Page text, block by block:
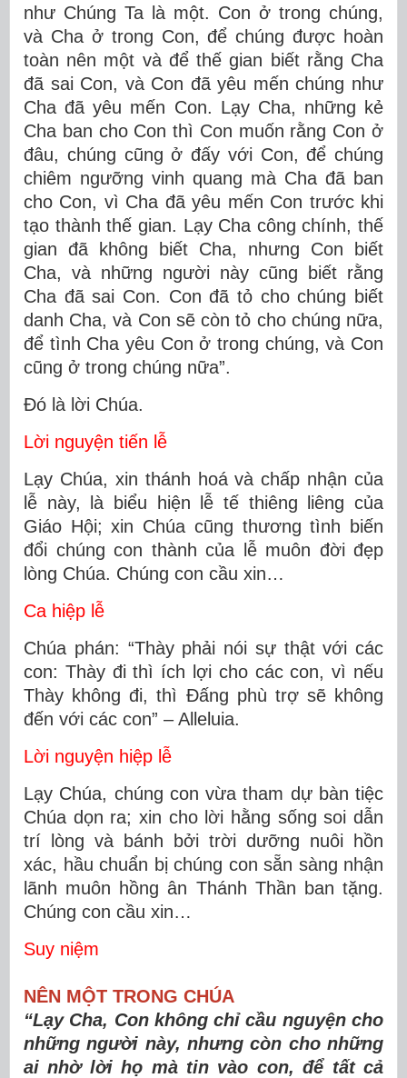
như Chúng Ta là một. Con ở trong chúng,
và Cha ở trong Con, để chúng được hoàn
toàn nên một và để thế gian biết rằng Cha
đã sai Con, và Con đã yêu mến chúng như
Cha đã yêu mến Con. Lạy Cha, những kẻ
Cha ban cho Con thì Con muốn rằng Con ở
đâu, chúng cũng ở đấy với Con, để chúng
chiêm ngưỡng vinh quang mà Cha đã ban
cho Con, vì Cha đã yêu mến Con trước khi
tạo thành thế gian. Lạy Cha công chính, thế
gian đã không biết Cha, nhưng Con biết
Cha, và những người này cũng biết rằng
Cha đã sai Con. Con đã tỏ cho chúng biết
danh Cha, và Con sẽ còn tỏ cho chúng nữa,
để tình Cha yêu Con ở trong chúng, và Con
cũng ở trong chúng nữa”.
Ðó là lời Chúa.
Lời nguyện tiến lễ
Lạy Chúa, xin thánh hoá và chấp nhận của
lễ này, là biểu hiện lễ tế thiêng liêng của
Giáo Hội; xin Chúa cũng thương tình biến
đổi chúng con thành của lễ muôn đời đẹp
lòng Chúa. Chúng con cầu xin…
Ca hiệp lễ
Chúa phán: “Thày phải nói sự thật với các
con: Thày đi thì ích lợi cho các con, vì nếu
Thày không đi, thì Đấng phù trợ sẽ không
đến với các con” – Alleluia.
Lời nguyện hiệp lễ
Lạy Chúa, chúng con vừa tham dự bàn tiệc
Chúa dọn ra; xin cho lời hằng sống soi dẫn
trí lòng và bánh bởi trời dưỡng nuôi hồn
xác, hầu chuẩn bị chúng con sẵn sàng nhận
lãnh muôn hồng ân Thánh Thần ban tặng.
Chúng con cầu xin…
Suy niệm
NÊN MỘT TRONG CHÚA
“Lạy Cha, Con không chỉ cầu nguyện cho
những người này, nhưng còn cho những
ai nhờ lời họ mà tin vào con, để tất cả